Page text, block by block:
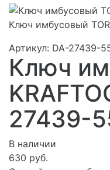
Ключ имбусовый
Артикул: DA-27439-
Ключ
27439-
В наличии
630 руб.